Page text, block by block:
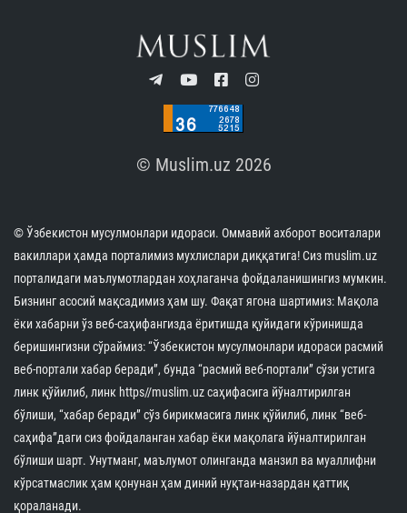
© Muslim.uz 2026
© Ўзбекистон мусулмонлари идораси. Оммавий ахборот воситалари
вакиллари ҳамда порталимиз мухлислари диққатига! Сиз muslim.uz
порталидаги маълумотлардан хоҳлаганча фойдаланишингиз мумкин.
Бизнинг асосий мақсадимиз ҳам шу. Фақат ягона шартимиз: Мақола
ёки хабарни ўз веб-саҳифангизда ёритишда қуйидаги кўринишда
беришингизни сўраймиз: “Ўзбекистон мусулмонлари идораси расмий
веб-портали хабар беради”, бунда “расмий веб-портали” сўзи устига
линк қўйилиб, линк https//muslim.uz саҳифасига йўналтирилган
бўлиши, “хабар беради” сўз бирикмасига линк қўйилиб, линк “веб-
саҳифа”даги сиз фойдаланган хабар ёки мақолага йўналтирилган
бўлиши шарт. Унутманг, маълумот олинганда манзил ва муаллифни
кўрсатмаслик ҳам қонунан ҳам диний нуқтаи-назардан қаттиқ
қораланади.